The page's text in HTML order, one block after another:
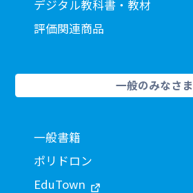
デジタル教科書・教材
評価関連商品
一般のみなさま
一般書籍
ポリドロン
EduTown